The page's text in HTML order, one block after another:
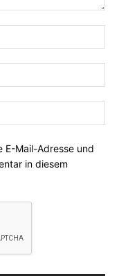
E-Mail-Adresse und
in diesem